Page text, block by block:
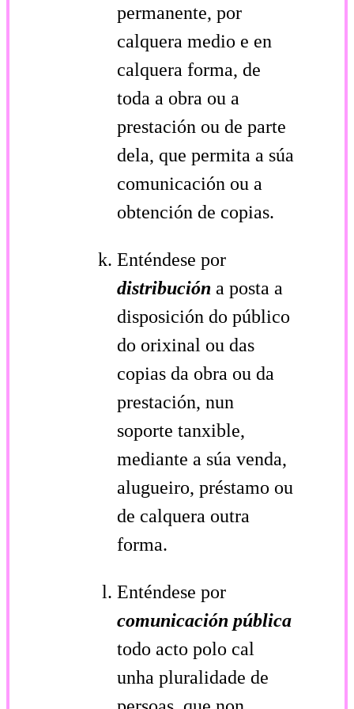
permanente, por
calquera medio e en
calquera forma, de
toda a obra ou a
prestación ou de parte
dela, que permita a súa
comunicación ou a
obtención de copias.
Enténdese por
distribución a posta a
disposición do público
do orixinal ou das
copias da obra ou da
prestación, nun
soporte tanxible,
mediante a súa venda,
alugueiro, préstamo ou
de calquera outra
forma.
Enténdese por
comunicación pública
todo acto polo cal
unha pluralidade de